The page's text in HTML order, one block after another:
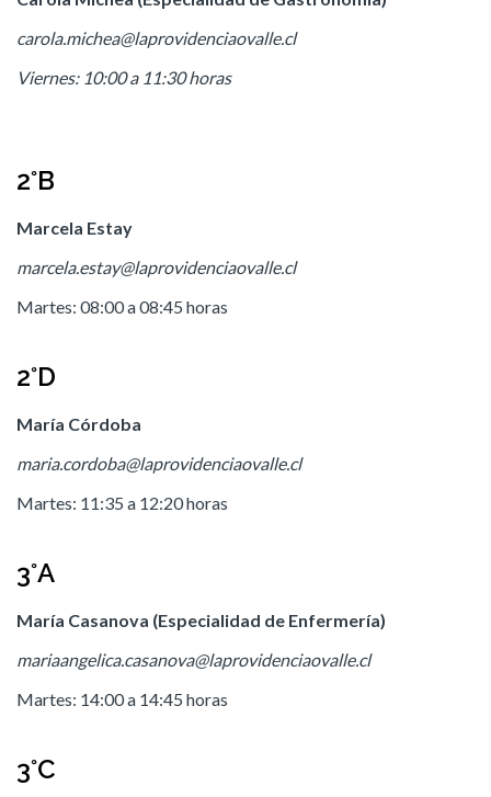
carola.michea@laprovidenciaovalle.cl
Viernes: 10:00 a 11:30 horas
2°B
Marcela Estay
marcela.estay@laprovidenciaovalle.cl
Martes: 08:00 a 08:45 horas
2°D
María Córdoba
maria.cordoba@laprovidenciaovalle.cl
Martes: 11:35 a 12:20 horas
3°A
María Casanova (Especialidad de Enfermería)
mariaangelica.casanova@laprovidenciaovalle.cl
Martes: 14:00 a 14:45 horas
3°C